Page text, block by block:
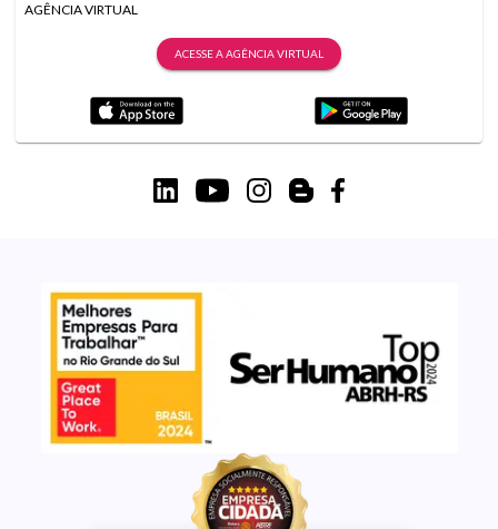
AGÊNCIA VIRTUAL
ACESSE A AGÊNCIA VIRTUAL